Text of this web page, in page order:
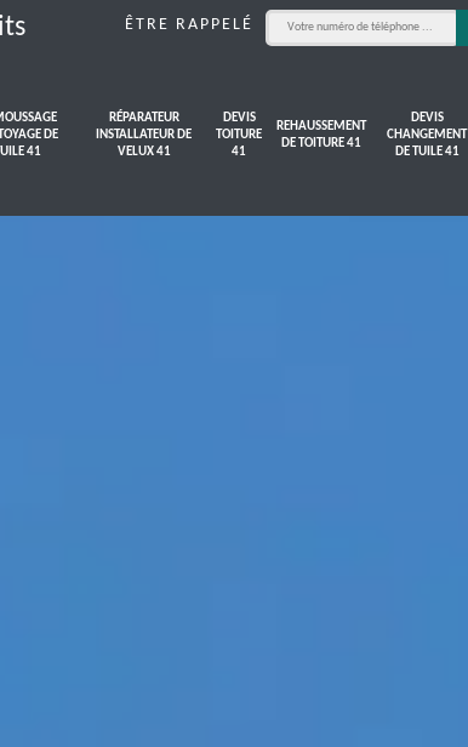
ÊTRE RAPPELÉ
DE
41
RÉPARATEUR
INSTALLATEUR DE
VELUX 41
DEVIS
TOITURE
41
REHAUSSEMENT
DE TOITURE 41
DEVIS
CHANGEMENT
DE TUILE 41